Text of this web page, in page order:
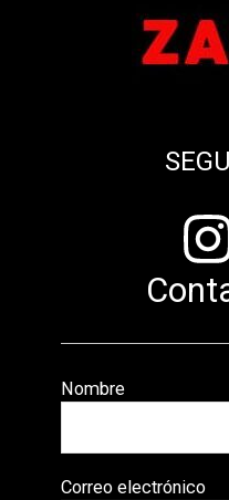
Nombre
Correo electrónico